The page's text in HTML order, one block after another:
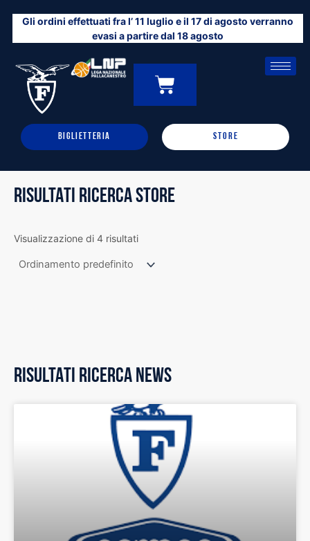
contenuto
Gli ordini effettuati fra l’ 11 luglio e il 17 di agosto verranno
evasi a partire dal 18 agosto
0
CARRELLO
BIGLIETTERIA STORE
RISULTATI RICERCA STORE
Visualizzazione di 4 risultati
RISULTATI RICERCA NEWS